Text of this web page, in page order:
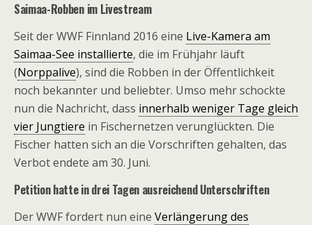
Saimaa-Robben im Livestream
Seit der WWF Finnland 2016 eine Live-Kamera am
Saimaa-See installierte, die im Frühjahr läuft
(Norppalive), sind die Robben in der Öffentlichkeit
noch bekannter und beliebter. Umso mehr schockte
nun die Nachricht, dass innerhalb weniger Tage gleich
vier Jungtiere in Fischernetzen verunglückten. Die
Fischer hatten sich an die Vorschriften gehalten, das
Verbot endete am 30. Juni.
Petition hatte in drei Tagen ausreichend Unterschriften
Der WWF fordert nun eine Verlängerung des